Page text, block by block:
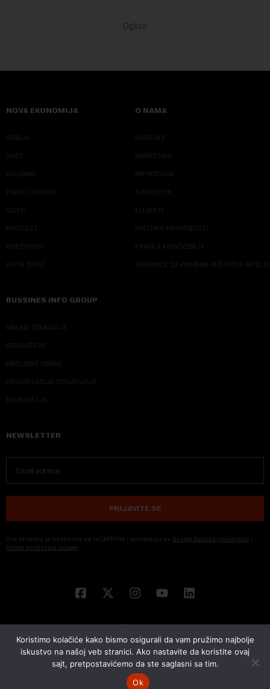
NOVA EKONOMIJA
SRBIJA
SVET
KOLUMNE
PRIČE I ANALIZE
VIDEO
PODCAST
ODRŽIVOST
LEPŠI ŽIVOT
O NAMA
KONTAKT
MARKETING
IMPRESSUM
NJUZLETER
KLIJENTI
POLITIKA PRIVATNOSTI
PRAVILA KORIŠĆENJA
SMERNICE ZA PRIMENU VEŠTAČKE
BUSSINES INFO GROUP
ONLINE EDUKACIJE
IZDAVAŠTVO
MEDIJSKE OBUKE
ORGANIZACIJA DOGADJAJA
EKONOM I JA
NEWSLETTER
PRIJAVITE SE
Ova stranica je zaštićena sa reCAPTCHA i primenjuju se Google Politika privatnosti i
Uslovi korišćenja usluge
© 2026 NOVA EKONOMIJA | SVA PRAVA ZADŽANA | DEVELOPED BY
Koristimo kolačiće kako bismo osigurali da vam pružimo najbolje
iskustvo na našoj veb stranici. Ako nastavite da koristite ovaj
sajt, pretpostavićemo da ste saglasni sa tim.
Ok